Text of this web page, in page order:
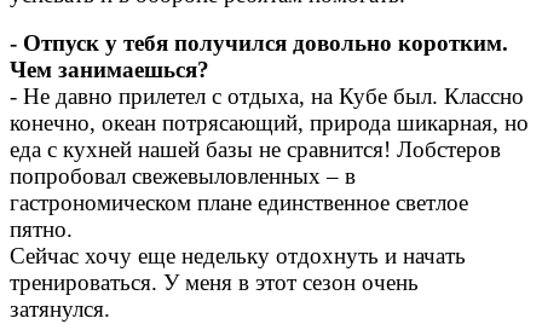
- Отпуск у тебя получился довольно коротким.
Чем занимаешься?
- Не давно прилетел с отдыха, на Кубе был. Классно
конечно, океан потрясающий, природа шикарная, но
еда с кухней нашей базы не сравнится! Лобстеров
попробовал свежевыловленных – в
гастрономическом плане единственное светлое
пятно.
Сейчас хочу еще недельку отдохнуть и начать
тренироваться. У меня в этот сезон очень
затянулся.